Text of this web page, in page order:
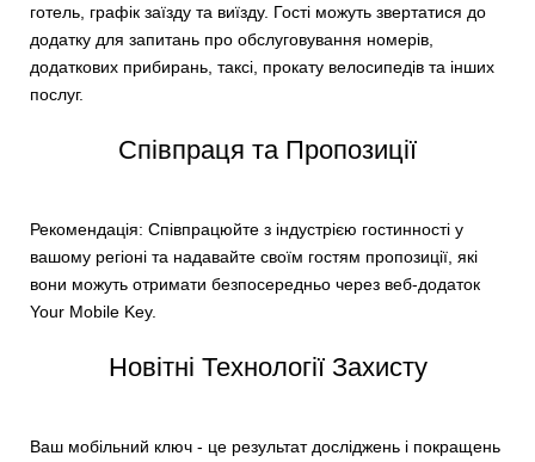
готель, графік заїзду та виїзду. Гості можуть звертатися до
додатку для запитань про обслуговування номерів,
додаткових прибирань, таксі, прокату велосипедів та інших
послуг.
Співпраця та Пропозиції
Рекомендація: Співпрацюйте з індустрією гостинності у
вашому регіоні та надавайте своїм гостям пропозиції, які
вони можуть отримати безпосередньо через веб-додаток
Your Mobile Key.
Новітні Технології Захисту
Ваш мобільний ключ - це результат досліджень і покращень